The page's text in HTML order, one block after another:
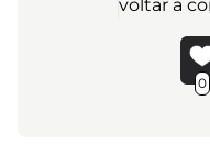
voltar a
0